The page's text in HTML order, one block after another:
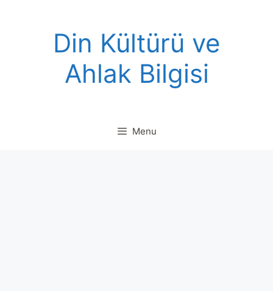
Din Kültürü ve
Ahlak Bilgisi
Menu